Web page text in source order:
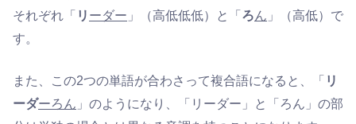
それぞれ「 リ ーダー 」（高低低低）と「 ろん 」（高低）で
す。
また、この2つの単語が合わさって複合語になると、「 リ
ーダーろん 」のようになり、「リーダー」と「ろん」の部